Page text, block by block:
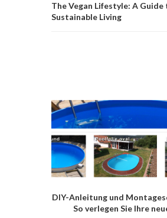
The Vegan Lifestyle: A
Sustainable Living
DIY-Anleitung und
So verlegen Sie Ihre